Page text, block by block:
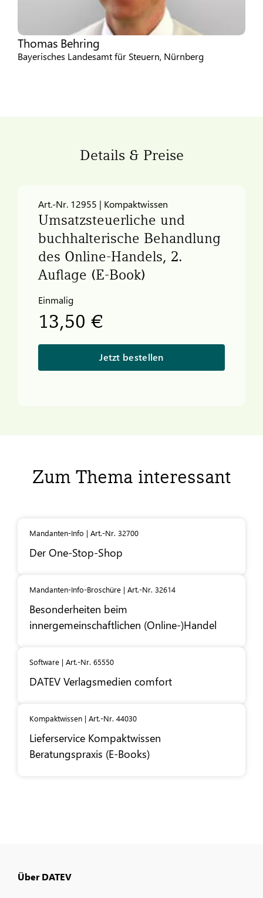
Thomas Behring
Bayerisches Landesamt für Steuern, Nürnberg
Details & Preise
Art.-Nr. 12955 | Kompaktwissen
Umsatzsteuerliche und
buchhalterische Behandlung
des Online-Handels, 2.
Auflage (E-Book)
Einmalig
13,50 €
Jetzt bestellen
Zum Thema interessant
Mandanten-Info | Art.-Nr. 32700
Der One-Stop-Shop
Mandanten-Info-Broschüre | Art.-Nr. 32614
Besonderheiten beim
innergemeinschaftlichen (Online-)Handel
Software | Art.-Nr. 65550
DATEV Verlagsmedien comfort
Kompaktwissen | Art.-Nr. 44030
Lieferservice Kompaktwissen
Beratungspraxis (E-Books)
Über DATEV